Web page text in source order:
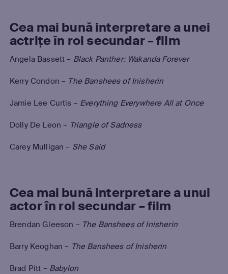
Cea mai bună interpretare a unei
actrițe în rol secundar – film
Angela Bassett – Black Panther: Wakanda Forever
Kerry Condon – The Banshees of Inisherin
Jamie Lee Curtis – Everything Everywhere All at Once
Dolly De Leon – Triangle of Sadness
Carey Mulligan – She Said
Cea mai bună interpretare a unui
actor în rol secundar – film
Brendan Gleeson – The Banshees of Inisherin
Barry Keoghan – The Banshees of Inisherin
Brad Pitt – Babylon